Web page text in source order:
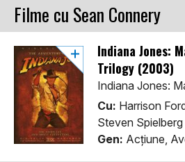
Filme cu Sean Connery
Indiana Jones:
Trilogy (2003)
Indiana Jones:
Cu: Harrison
Steven Spielberg
Gen: Acţiune,